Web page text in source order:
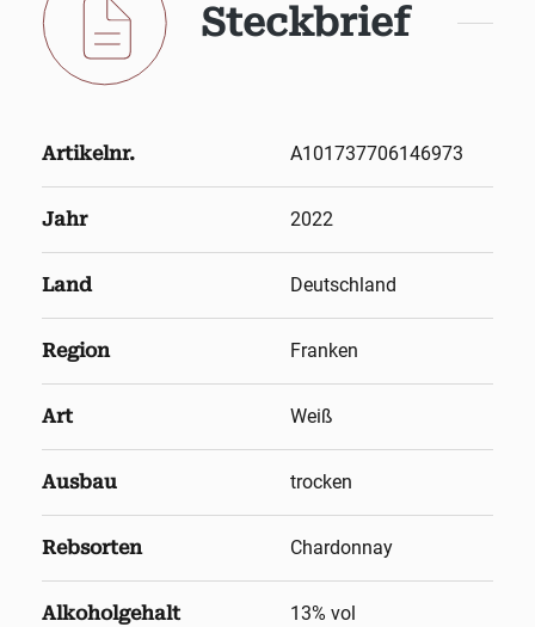
Steckbrief
Artikelnr. A101737706146973
Jahr 2022
Land Deutschland
Region Franken
Art Weiß
Ausbau trocken
Rebsorten Chardonnay
Alkoholgehalt 13% vol